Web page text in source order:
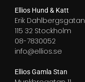
Ellios Hund & Katt
Erik Dahlbergsgatan
115 32 Stockholm
08-7830052
info@ellios.se
Ellios Gamla Stan